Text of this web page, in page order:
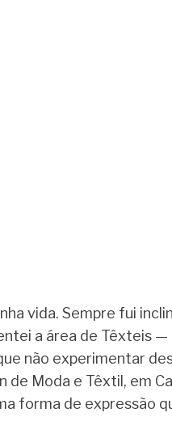
vida. Sempre fui
a área de Têxteis
não experimentar
Moda e Têxtil, em
forma de expressão